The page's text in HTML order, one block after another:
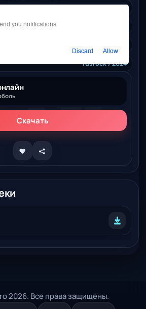
Monipula
rusrock/ 2024
Скачать
2026. Все права защищены.
you notifications
Discard Allow